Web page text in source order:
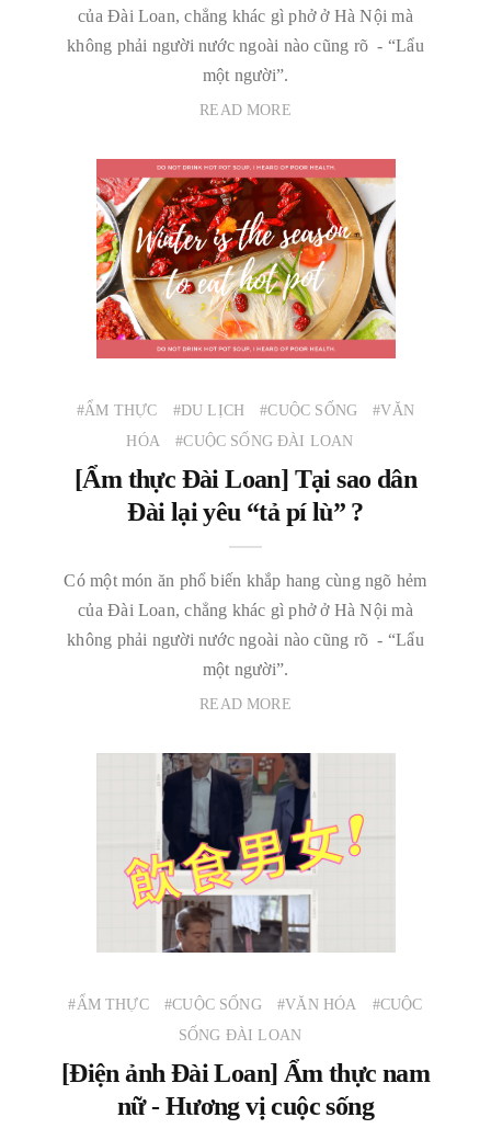
của Đài Loan, chẳng khác gì phở ở Hà Nội mà
không phải người nước ngoài nào cũng rõ - “Lẩu
một người”.
READ MORE
#ẨM THỰC #DU LỊCH #CUỘC SỐNG
#VĂN
HÓA
#CUỘC SỐNG ĐÀI LOAN
[Ẩm thực Đài Loan] Tại sao dân
Đài lại yêu “tả pí lù” ?
Có một món ăn phổ biến khắp hang cùng ngõ hẻm
của Đài Loan, chẳng khác gì phở ở Hà Nội mà
không phải người nước ngoài nào cũng rõ - “Lẩu
một người”.
READ MORE
#ẨM THỰC #CUỘC SỐNG #VĂN HÓA
#CUỘC
SỐNG ĐÀI LOAN
[Điện ảnh Đài Loan] Ẩm thực nam
nữ - Hương vị cuộc sống